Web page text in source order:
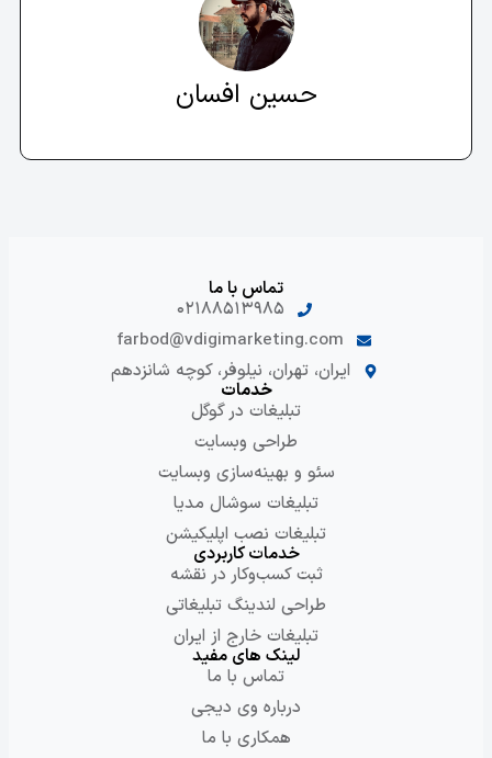
آموزش نحوه دسترسی به اکانت گوگل ادز
نحوه اتصال حساب مدیریتی گوگل ادز به گوگل
شیت برای بررسی بودجه مصرفی ماهیانه
ساخت کمپین سرچ
ساخت حساب گوگل ادز و شروع اولین کمپین
استراتژی‌های مختلف کمپین سرچ
گوگل ادز
نحوه انتخاب کیوردهای کمپین گوگل ادز
معرفی Match type و نحوه عملکرد و شیوه
درست استفاده از هر کدام
آشنایی با قسمت‌های مختلف یک آگهی
Responsive سرچ گوگل
حسین افسان
تماس با ما
۰۲۱۸۸۵۱۳۹۸۵
farbod@vdigimarketing.com
ایران، تهران، نیلوفر، کوچه شانزدهم
خدمات
تبلیغات در گوگل
طراحی وبسایت
سئو و بهینه‌سازی وبسایت
تبلیغات سوشال مدیا
تبلیغات نصب اپلیکیشن
خدمات کاربردی
ثبت کسب‌وکار در نقشه
طراحی لندینگ تبلیغاتی
تبلیغات خارج از ایران
لینک های مفید
تماس با ما
درباره وی دیجی
همکاری با ما